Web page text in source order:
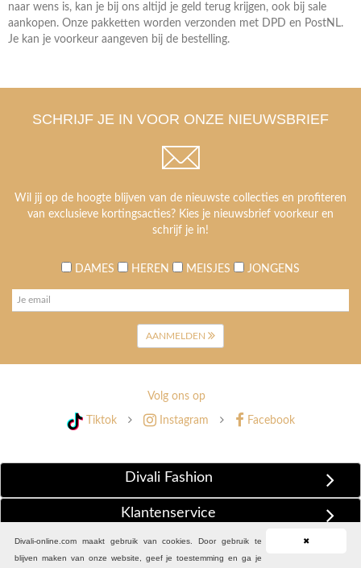
naar wens is, kan je bij ons altijd je geld terug krijgen, ook bij sale
aankopen. Onze pakketten worden verzonden met DPD en PostNL.
Je kan je voorkeur aangeven bij de bestelling.
SCHRIJF JE IN VOOR ONZE NIEUWSBRIEF
Wil jij op de hoogte blijven van de nieuwste collecties en profiteren
van exclusieve kortingsacties? Kies je nieuwsbrief voorkeur en
schrijf je in!
DAMES HEREN MEISJES JONGENS
AANMELDEN
Volg ons op
Tiktok Instagram Facebook
Divali Fashion
Klantenservice
Extra Informatie ✖
Divali-online.com maakt gebruik van cookies. Door gebruik te
blijven maken van onze website, geef je toestemming en ga je